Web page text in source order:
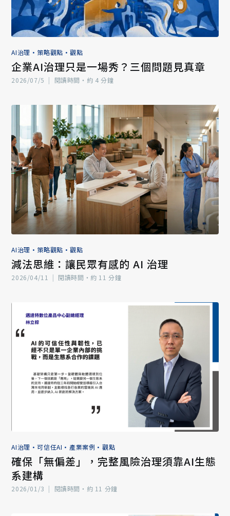
AI治理 • 策略觀點 •觀點
企業AI治理只是一場秀？三個問題見真章
2026/07/5 | 閱讀時間‧約 4 分鐘
AI治理 • 策略觀點 •觀點
減法思維：讓民眾有感的 AI 治理
2026/04/11 | 閱讀時間‧約 11 分鐘
AI治理 •可信任AI • 產業案例 •觀點
確保「無偏差」，完整風險治理須靠AI生態
系建構
2026/01/3 | 閱讀時間‧約 11 分鐘